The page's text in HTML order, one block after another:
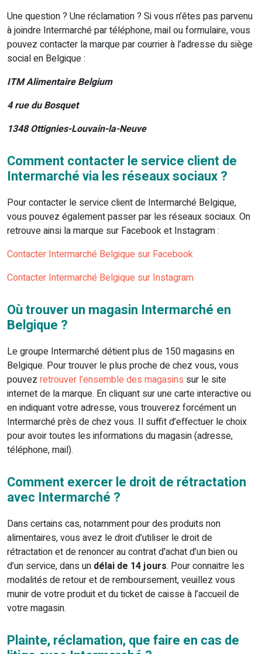
Une question ? Une réclamation ? Si vous n’êtes pas parvenu
à joindre Intermarché par téléphone, mail ou formulaire, vous
pouvez contacter la marque par courrier à l’adresse du siège
social en Belgique :
ITM Alimentaire Belgium
4 rue du Bosquet
1348 Ottignies-Louvain-la-Neuve
Comment contacter le service client de
Intermarché via les réseaux sociaux ?
Pour contacter le service client de Intermarché Belgique,
vous pouvez également passer par les réseaux sociaux. On
retrouve ainsi la marque sur Facebook et Instagram :
Contacter Intermarché Belgique sur Facebook
Contacter Intermarché Belgique sur Instagram
Où trouver un magasin Intermarché en
Belgique ?
Le groupe Intermarché détient plus de 150 magasins en
Belgique. Pour trouver le plus proche de chez vous, vous
pouvez retrouver l’ensemble des magasins sur le site
internet de la marque. En cliquant sur une carte interactive ou
en indiquant votre adresse, vous trouverez forcément un
Intermarché près de chez vous. Il suffit d’effectuer le choix
pour avoir toutes les informations du magasin (adresse,
téléphone, mail).
Comment exercer le droit de rétractation
avec Intermarché ?
Dans certains cas, notamment pour des produits non
alimentaires, vous avez le droit d’utiliser le droit de
rétractation et de renoncer au contrat d'achat d’un bien ou
d’un service, dans un délai de 14 jours. Pour connaitre les
modalités de retour et de remboursement, veuillez vous
munir de votre produit et du ticket de caisse à l’accueil de
votre magasin.
Plainte, réclamation, que faire en cas de